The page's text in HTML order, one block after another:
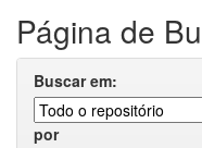
Página de
Buscar em:
por